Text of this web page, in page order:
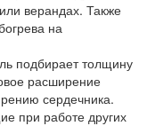
верандах. Также
на
подбирает толщину
расширение
сердечника.
при работе других